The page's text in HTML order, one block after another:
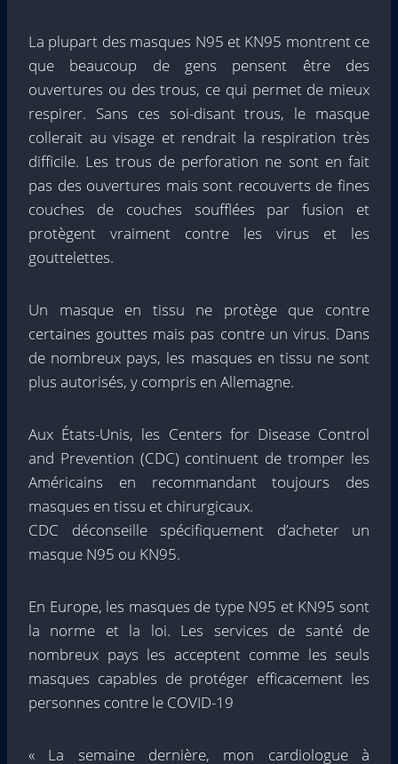
La plupart des masques N95 et KN95 montrent ce
que beaucoup de gens pensent être des
ouvertures ou des trous, ce qui permet de mieux
respirer. Sans ces soi-disant trous, le masque
collerait au visage et rendrait la respiration très
difficile. Les trous de perforation ne sont en fait
pas des ouvertures mais sont recouverts de fines
couches de couches soufflées par fusion et
protègent vraiment contre les virus et les
gouttelettes.
Un masque en tissu ne protège que contre
certaines gouttes mais pas contre un virus. Dans
de nombreux pays, les masques en tissu ne sont
plus autorisés, y compris en Allemagne.
Aux États-Unis, les Centers for Disease Control
and Prevention (CDC) continuent de tromper les
Américains en recommandant toujours des
masques en tissu et chirurgicaux.
CDC déconseille spécifiquement d’acheter un
masque N95 ou KN95.
En Europe, les masques de type N95 et KN95 sont
la norme et la loi. Les services de santé de
nombreux pays les acceptent comme les seuls
masques capables de protéger efficacement les
personnes contre le COVID-19
« La semaine dernière, mon cardiologue à